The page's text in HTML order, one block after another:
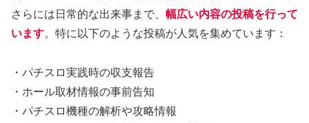
さらには日常的な出来事まで、 幅広い内容の投稿を行って
います。特に以下のような投稿が人気を集めています：
・パチスロ実践時の収支報告
・ホール取材情報の事前告知
・パチスロ機種の解析や攻略情報